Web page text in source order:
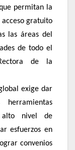
permitan la
gratuito
las áreas del
de todo el
de la
exige dar
alto nivel de
esfuerzos en
convenios